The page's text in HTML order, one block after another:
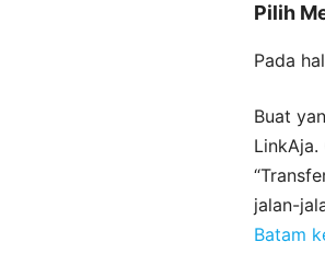
Pilih
Pada
Buat
jalan-
Batam